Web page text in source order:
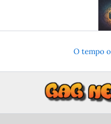
o
O tempo